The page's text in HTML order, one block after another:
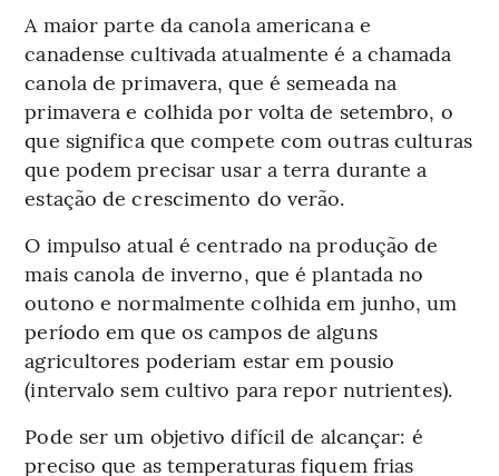
A maior parte da canola americana e
canadense cultivada atualmente é a chamada
canola de primavera, que é semeada na
primavera e colhida por volta de setembro, o
que significa que compete com outras culturas
que podem precisar usar a terra durante a
estação de crescimento do verão.
O impulso atual é centrado na produção de
mais canola de inverno, que é plantada no
outono e normalmente colhida em junho, um
período em que os campos de alguns
agricultores poderiam estar em pousio
(intervalo sem cultivo para repor nutrientes).
Pode ser um objetivo difícil de alcançar: é
preciso que as temperaturas fiquem frias